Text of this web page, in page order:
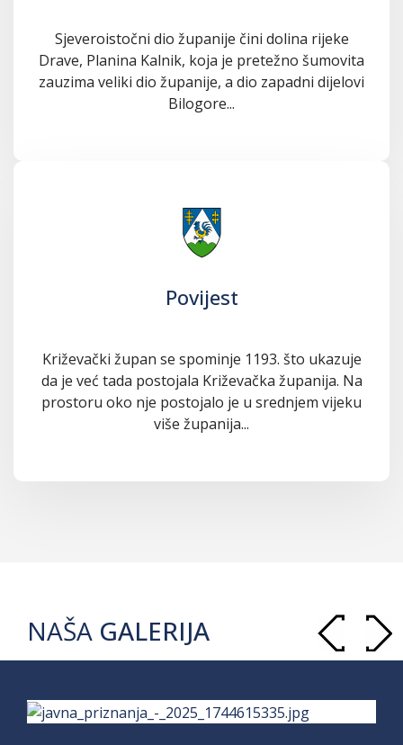
Sjeveroistočni dio županije čini dolina rijeke
Drave, Planina Kalnik, koja je pretežno šumovita
zauzima veliki dio županije, a dio zapadni dijelovi
Bilogore...
Povijest
Križevački župan se spominje 1193. što ukazuje
da je već tada postojala Križevačka županija. Na
prostoru oko nje postojalo je u srednjem vijeku
više županija...
NAŠA GALERIJA